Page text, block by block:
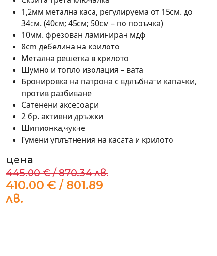
1,2мм метална каса, регулируема от 15см. до
34см. (40см; 45см; 50см – по поръчка)
10мм. фрезован ламиниран мдф
8cm дебелина на крилото
Метална решетка в крилото
Шумно и топло изолация – вата
Бронировка на патрона с вдлъбнати капачки,
против разбиване
Сатенени аксесоари
2 бр. активни дръжки
Шипионка,чукче
Гумени уплътнения на касата и крилото
цена
445.00 € / 870.34 лв.
410.00 € / 801.89
лв.